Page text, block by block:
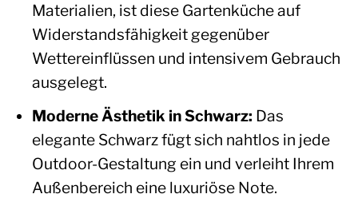
Materialien, ist diese Gartenküche auf
Widerstandsfähigkeit gegenüber
Wettereinflüssen und intensivem Gebrauch
ausgelegt.
Moderne Ästhetik in Schwarz: Das
elegante Schwarz fügt sich nahtlos in jede
Outdoor-Gestaltung ein und verleiht Ihrem
Außenbereich eine luxuriöse Note.